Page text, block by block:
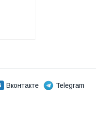
Вконтакте Telegram